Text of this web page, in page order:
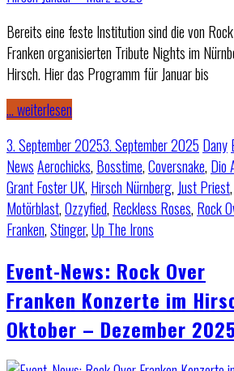
Bereits eine feste Institution sind die von
Franken organisierten Tribute Nights im
Hirsch. Hier das Programm für Januar bis
… weiterlesen
3. September 20253. September 2025 Dany
NewsAerochicks, Bosstime,Coversnake, Dio
Grant Foster UK, Hirsch Nürnberg, Just Priest,
Motörblast,Ozzyfied, Reckless Roses, Rock
Franken,Stinger,Up The Irons
Event-News: Rock Over
Franken Konzerte im
Oktober – Dezember 2025